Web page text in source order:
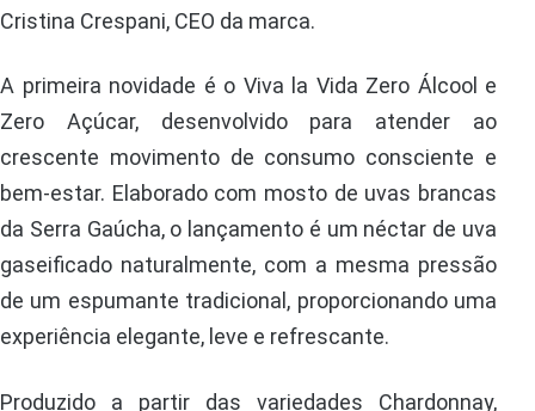
Cristina Crespani, CEO da marca.
A primeira novidade é o Viva la Vida Zero Álcool e
Zero Açúcar, desenvolvido para atender ao
crescente movimento de consumo consciente e
bem-estar. Elaborado com mosto de uvas brancas
da Serra Gaúcha, o lançamento é um néctar de uva
gaseificado naturalmente, com a mesma pressão
de um espumante tradicional, proporcionando uma
experiência elegante, leve e refrescante.
Produzido a partir das variedades Chardonnay,